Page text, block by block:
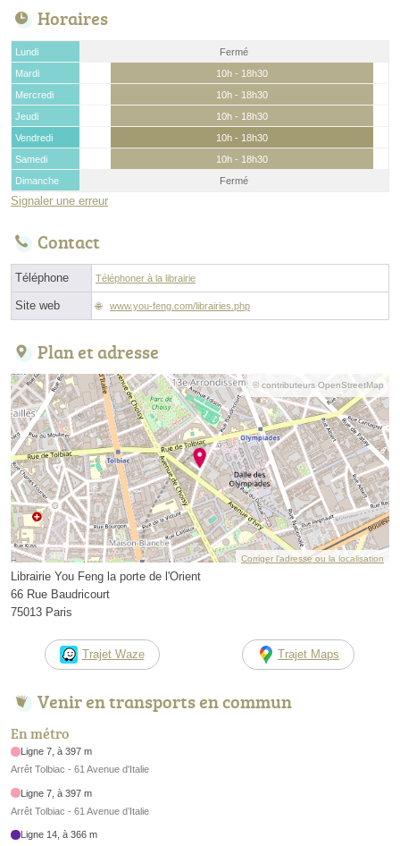
Horaires
Lundi
Fermé
Mardi
10h - 18h30
Mercredi
10h - 18h30
Jeudi
10h - 18h30
Vendredi
10h - 18h30
Samedi
10h - 18h30
Dimanche
Fermé
Signaler une erreur
Contact
Téléphone Téléphoner à la librairie
Site web www.you-feng.com/librairies.php
Plan et adresse
© contributeurs OpenStreetMap
Corriger l’adresse ou la localisation
Librairie You Feng la porte de l'Orient
66 Rue Baudricourt
75013 Paris
Trajet Waze Trajet Maps
Venir en transports en commun
En métro
Ligne 7, à 397 m
Arrêt Tolbiac - 61 Avenue d'Italie
Ligne 7, à 397 m
Arrêt Tolbiac - 61 Avenue d’Italie
Ligne 14, à 366 m